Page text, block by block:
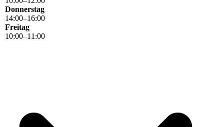
Donnerstag
14:00–16:00
Freitag
10:00–11 :00